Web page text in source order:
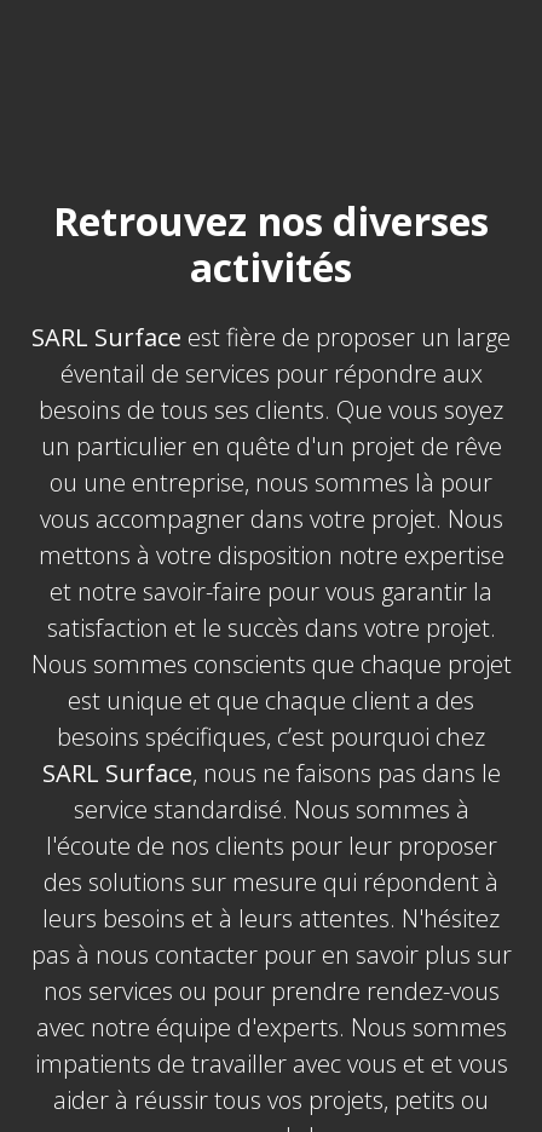
Retrouvez nos diverses
activités
SARL Surface est fière de proposer un large
éventail de services pour répondre aux
besoins de tous ses clients. Que vous soyez
un particulier en quête d'un projet de rêve
ou une entreprise, nous sommes là pour
vous accompagner dans votre projet. Nous
mettons à votre disposition notre expertise
et notre savoir-faire pour vous garantir la
satisfaction et le succès dans votre projet.
Nous sommes conscients que chaque projet
est unique et que chaque client a des
besoins spécifiques, c’est pourquoi chez
SARL Surface, nous ne faisons pas dans le
service standardisé. Nous sommes à
l'écoute de nos clients pour leur proposer
des solutions sur mesure qui répondent à
leurs besoins et à leurs attentes. N'hésitez
pas à nous contacter pour en savoir plus sur
nos services ou pour prendre rendez-vous
avec notre équipe d'experts. Nous sommes
impatients de travailler avec vous et et vous
aider à réussir tous vos projets, petits ou